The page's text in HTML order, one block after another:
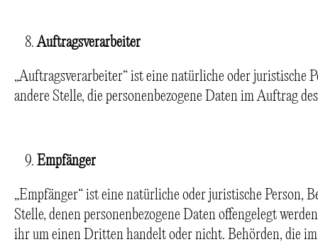
Auftragsverarbeiter
„Auftragsverarbeiter“ ist eine natürliche oder juristische
andere Stelle, die personenbezogene Daten im Auftrag
Empfänger
„Empfänger“ ist eine natürliche oder juristische Person,
Stelle, denen personenbezogene Daten offengelegt
ihr um einen Dritten handelt oder nicht. Behörden, die